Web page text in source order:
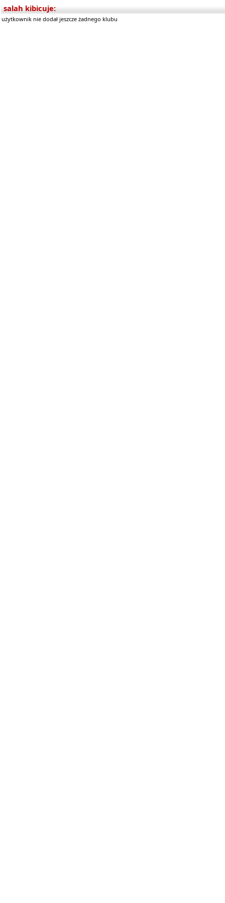
salah kibicuje:
użytkownik nie dodał jeszcze żadnego klubu